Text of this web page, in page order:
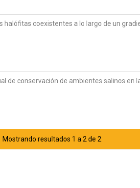
halófitas coexistentes a lo largo de un
de conservación de ambientes salinos en
Mostrando resultados 1 a 2 de 2